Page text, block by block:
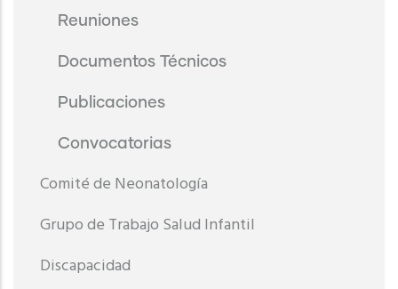
Reuniones
Documentos Técnicos
Publicaciones
Convocatorias
Comité de Neonatología
Grupo de Trabajo Salud Infantil
Discapacidad